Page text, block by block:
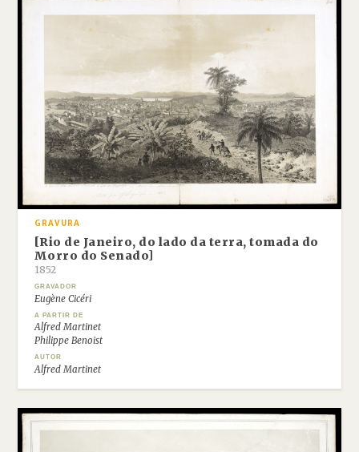
GRAVURA
[Rio de Janeiro, do lado da terra, tomada do
Morro do Senado]
1852
GRAVADOR
Eugène Cicéri
A PARTIR DE
Alfred Martinet
Philippe Benoist
AUTOR
Alfred Martinet